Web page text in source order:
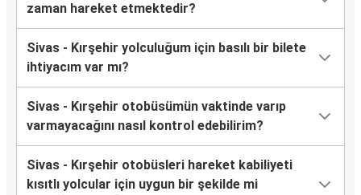
zaman hareket etmektedir?
Sivas - Kırşehir yolculuğum için basılı bir bilete
ihtiyacım var mı?
Sivas - Kırşehir otobüsümün vaktinde varıp
varmayacağını nasıl kontrol edebilirim?
Sivas - Kırşehir otobüsleri hareket kabiliyeti
kısıtlı yolcular için uygun bir şekilde mi